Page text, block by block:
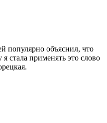
популярно объяснил, что
стала применять это слово